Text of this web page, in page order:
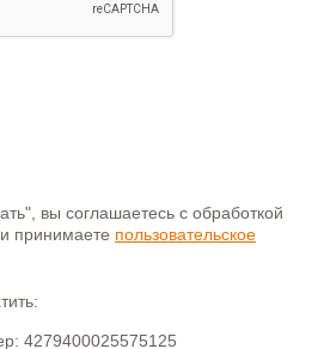
вы соглашаетесь с обработкой
и принимаете пользовательское
4279400025575125